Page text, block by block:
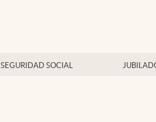
SEGURIDAD SOCIAL